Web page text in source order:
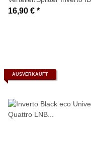
USP1O2-OUO2O-OOP mit
16,90 € *
AUSVERKAUFT